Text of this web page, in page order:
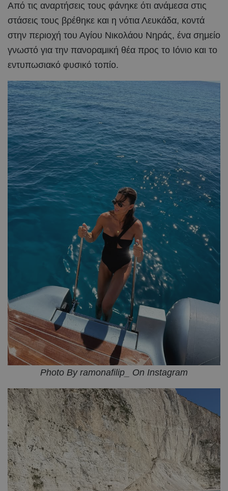
Από τις αναρτήσεις τους φάνηκε ότι ανάμεσα στις
στάσεις τους βρέθηκε και η νότια Λευκάδα, κοντά
στην περιοχή του Αγίου Νικολάου Νηράς, ένα σημείο
γνωστό για την πανοραμική θέα προς το Ιόνιο και το
εντυπωσιακό φυσικό τοπίο.
Photo By ramonafilip_ On Instagram